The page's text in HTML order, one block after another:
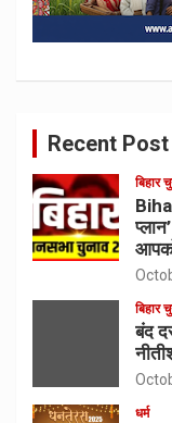
Recent Post
बिहार
बिहार
बंद
धर्म